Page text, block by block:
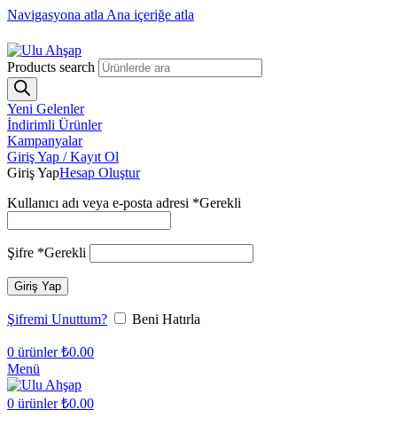
Navigasyona atla Ana içeriğe atla
Products search
Yeni Gelenler
İndirimli Ürünler
Kampanyalar
Giriş Yap / Kayıt Ol
Giriş YapHesap Oluştur
Kullanıcı adı veya e-posta adresi *Gerekli
Şifre *Gerekli
Giriş Yap
Şifremi Unuttum? Beni Hatırla
0 ürünler ₺0.00
Menü
0 ürünler ₺0.00